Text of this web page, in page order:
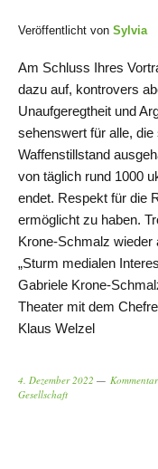
Veröffentlicht von Sylvia
Am Schluss Ihres
dazu auf, kontrovers
Unaufgeregtheit und
sehenswert für alle,
Waffenstillstand
von täglich rund 1000
endet. Respekt für die
ermöglicht zu haben.
Krone-Schmalz wieder
„Sturm medialen
Gabriele Krone-
Theater mit dem
Klaus Welzel
4. Dezember 2022
Gesellschaft